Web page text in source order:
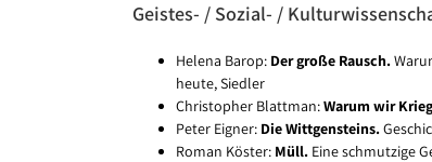
Geistes- / Sozial- /
Helena Barop: Der große Rausch.
heute, Siedler
Christopher Blattman:Warum wir
Peter Eigner: Die Wittgensteins.
Roman Köster: Müll. Eine schmutzige